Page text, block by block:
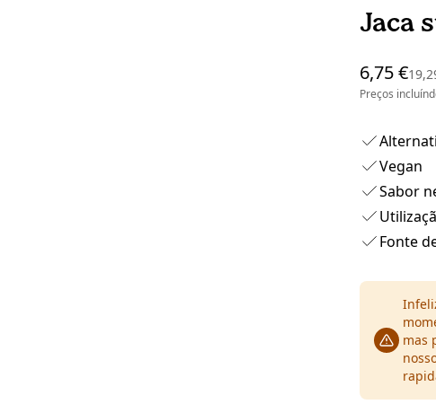
Jaca
6,75 €
Preços
Vegan
Sabor
Fonte
mas